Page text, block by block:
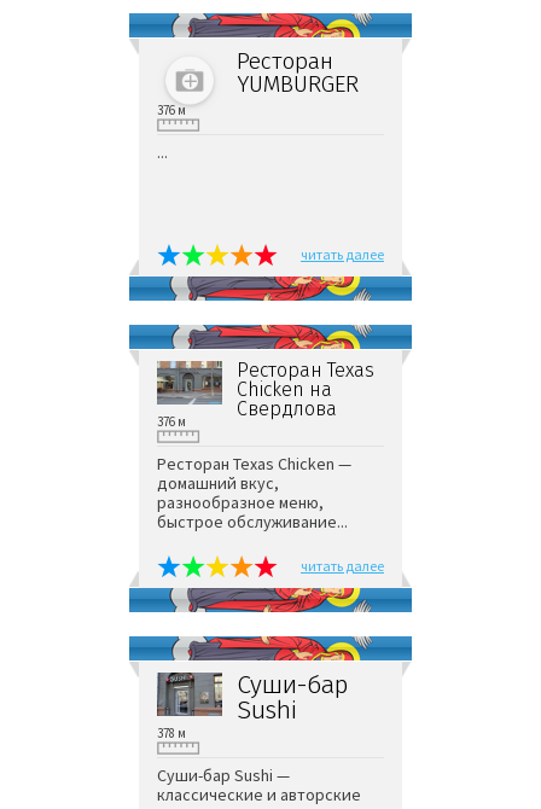
Ресторан
YUMBURGER
376 м
...
читать далее
Ресторан Texas
Chicken на
Свердлова
376 м
Ресторан Texas Chicken —
домашний вкус,
разнообразное меню,
быстрое обслуживание...
читать далее
Суши-бар
Sushi
378 м
Суши-бар Sushi —
классические и авторские